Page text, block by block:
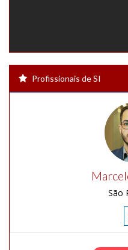
Profissionais de SI
São